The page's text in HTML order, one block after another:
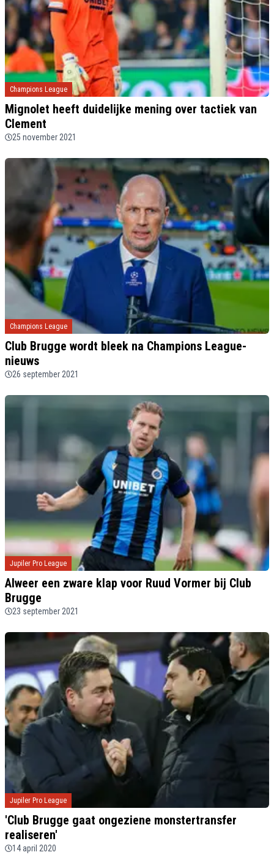
Champions League
Mignolet heeft duidelijke mening over tactiek van
Clement
25 november 2021
Champions League
Club Brugge wordt bleek na Champions League-
nieuws
26 september 2021
Jupiler Pro League
Alweer een zware klap voor Ruud Vormer bij Club
Brugge
23 september 2021
Jupiler Pro League
'Club Brugge gaat ongeziene monstertransfer
realiseren'
14 april 2020